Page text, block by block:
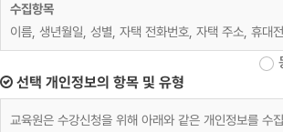
수집항목
이름, 생년월일, 성별, 자택 전화번호, 자택 주소, 휴대
재직자 교육
위 수집항목 포함, 사업장명, 사업장 대표자, 업태, 종
호, 사업장 주소, 상시근로자 수, 수강료 환급 계좌정보
선택 개인정보의 항목 및 유형
교육원은 수강신청을 위해 아래와 같은 개인정보를 수